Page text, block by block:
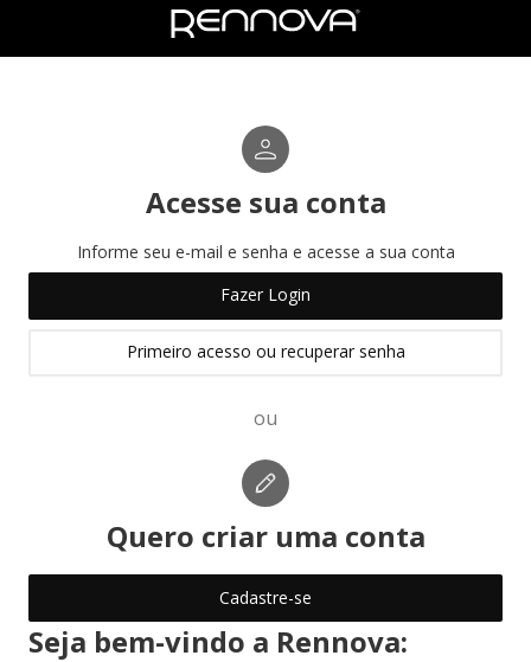
Seja bem-vindo a Rennova:
Acesse sua conta
Informe seu e-mail e senha e acesse a sua conta
Fazer Login
Primeiro acesso ou recuperar senha
ou
Quero criar uma conta
Cadastre-se